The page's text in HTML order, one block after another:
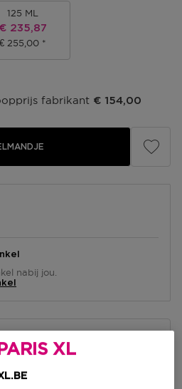
125 ML
Kortingsprijs
€ 235,87
€ 255,00
fabrikant € 154,00
nabij jou.
XL